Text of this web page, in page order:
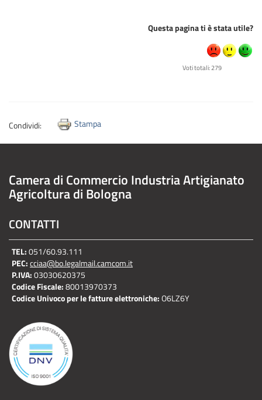
Questa pagina ti è stata utile?
Voti totali: 279
Condividi: Stampa
Camera di Commercio Industria Artigianato
Agricoltura di Bologna
CONTATTI
TEL:051/60.93.111
PEC:cciaa@bo.legalmail.camcom.it
P.IVA:03030620375
Codice Fiscale:80013970373
Codice Univoco per le fatture elettroniche:O6LZ6Y